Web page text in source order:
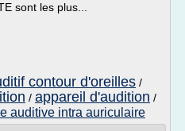
sont les plus...
contour d'oreilles /
/ appareil d'audition /
auditive intra auriculaire